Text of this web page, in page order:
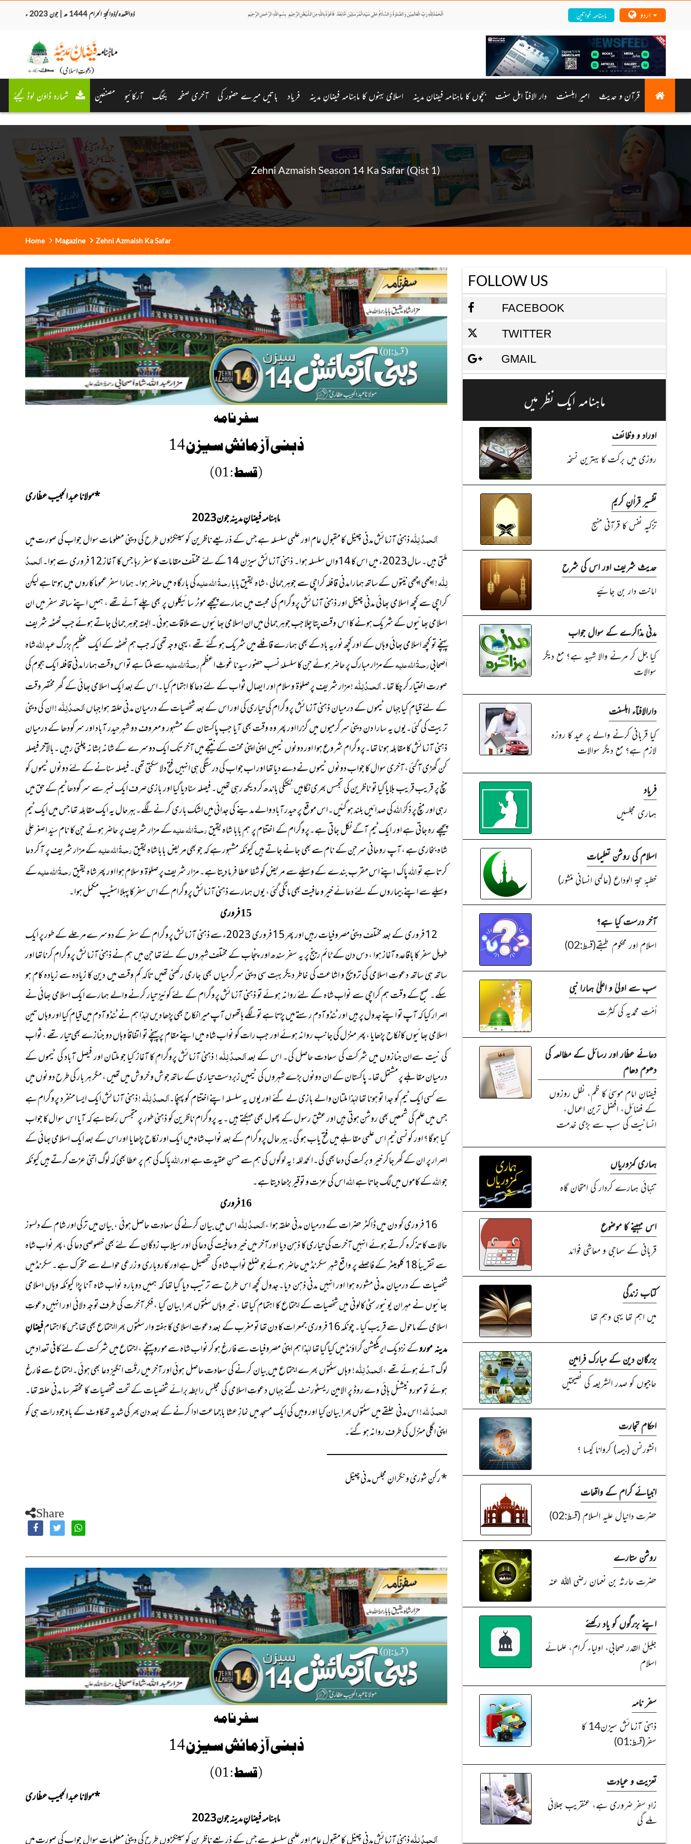
ذوالقعدہ/ذوالحجۃ الحرام 1444 ھ | جون 2023 ء ماہنامہ خواتین
قرآن و حدیث امیرِ اہلسنت دار الافتا اہل سنت بچّوں کا ماہنامہ فیضان مدینہ اسلامی بہنوں کا ماہنامہ فیضانِ مدینہ فریاد باتیں میرے حضور کی آخری صفحہ بکنگ آرکائیو مصنفین شمارہ ڈاؤن لوڈ کیجئے
Zehni Azmaish Season 14 Ka Safar (Qist 1)
Home Magazine Zehni Azmaish Ka Safar
سفر نامہ
ذہنی آزمائش سیزن 14
( قسط : 01 )
*مولانا عبد الحبیب عطّاری
ماہنامہ فیضانِ مدینہ جون2023
اَلحمدُ لِلّٰہذہنی آزمائش مدنی چینل کا مقبولِ عام اور علمی سلسلہ ہے جس کے ذریعے ناظرین کو سینکڑوں طرح کی دینی معلومات سوال جواب کی صورت میں
ملتی ہیں۔ سال2023ء میں اس کا 14واں سلسلہ ہوا۔ ذہنی آزمائش سیزن 14 کے لئے مختلف مقامات کا سفر رہا جس کا آغاز 12 فروری سے ہوا۔
اَلحمدُ
لِلّٰہ! اچھی اچھی نیّتوں کے ساتھ ہمارا مدنی قافلہ کراچی سے جوہر جمالی ، شاہ یقیق بابارحمۃُ اللہ علیہکی بارگاہ میں حاضر ہوا۔ ہمارا سفر عموماً کاروں میں ہوتا ہے لیکن
کراچی سے کچھ اسلامی بھائی مدنی چینل اور ذہنی آزمائش پروگرام کی محبت میں ہمارے پیچھے موٹر سائیکلوں پر بھی چلے آئےتھے ، ہمیں اپنے ساتھ سفر میں ان
اسلامی بھائیوں کے شریک ہونے کا اس وقت پتا چلا جب جوہر جمالی میں ان اسلامی بھائیوں سے ملاقات ہوئی۔ البتہ جوہر جمالی جاتے ہوئے جب ٹھٹھہ شریف
پہنچے تو کچھ اسلامی بھائی وہاں کے اور کچھ نوریہ باد کے بھی ہمارے قافلے میں شریک ہوگئے تھے ، یہی وجہ تھی کہ جب ہم ٹھٹھہ کے ایک عظیم بزرگ عبداللہشاہ
اَصحابیرحمۃُ اللہ علیہکے مزار مبارک پر حاضر ہوئے جن کا سلسلۂ نسب حضور سیدنا غوثِ اعظمرحمۃُ اللہ علیہسے ملتا ہے تو اس وقت ہمارا مدنی قافلہ ایک ہجوم کی
صورت اختیار کر چکا تھا۔اَلحمدُ لِلّٰہ! مزار شریف پر صلوٰۃ و سلام اور ایصالِ ثواب کے لئے دعا کا اہتمام کیا۔اس کے بعد ایک اسلامی بھائی کے گھر مختصر وقت
کے لئے قیام کیا جہاں ٹیموں کے درمیان ذہنی آزمائش پروگرام کی تیاری کی اور اس کے بعد شخصیات کے درمیان مدنی حلقہ ہوا جہاںاَلحمدُ لِلّٰہ! ان کی دینی
تربیت کی گئی۔یوں یہ سارا دن دینی سرگرمیوں میں گزرا اور پھر وہ وقت بھی آیا جب پاکستان کے مشہور و معروف دو شہرحیدر آباد اور سرگودھا کے درمیان
ذہنی آزمائش کا مقابلہ ہونا تھا۔پروگرام شروع ہوا اور دونوں ٹیمیں اپنی اپنی محنت کے نتیجے میں آخر تک ایک دوسرے کے شانہ بشانہ چلتی رہیں ۔بالآخر فیصلہ
کن گھڑی آ گئی ، آخری سوال کا جواب دونوں ٹیموں نے دے دیا تھا اور اب جواب کی درستگی ہی انہیں فتح دلا سکتی تھی۔ فیصلہ سنانے کے لئے دونوں ٹیموں کو
منچ پر قریب قریب بلایا گیا تو ناظرین کی تجسس بھری نگاہیں ٹِکٹکی باندھ کر دیکھ رہی تھیں۔ فیصلہ سنادیا گیا اور بازی صرف ایک نمبر سے سرگودھا ٹیم کے حق میں
رہی اور منچ پر ذکرُاللہکی صدائیں بلند ہو گئیں۔اس موقع پر حیدر آباد والے مدینے کی جدائی میں اشک باری کرنے لگے۔بہرحال یہ ایک مقابلہ تھا جس میں ایک ٹیم
پیچھے رہ جاتی ہے اور ایک ٹیم آگے نکل جاتی ہے۔پروگرام کے اختتام پر ہم بابا شاہ یقیقرحمۃُ اللہ علیہکے مزار شریف پر حاضر ہوئے جن کا نام سیّد اصغر علی
شاہ بخاری ہے ، آپ روحانی سرجن کے نام سے بھی جانے جاتے ہیں کیونکہ مشہور ہے کہ جو بھی مریض بابا شاہ یقیقرحمۃُ اللہ علیہکے مزار شریف پر آ کر دعا
کرتا ہے تواللہپاک اپنے اس مقرب بندے کے وسیلے سے مریض کو شفا عطا فرما دیتا ہے۔ مزار شریف پر صلوٰۃ و سلام ہوا اور پھر شاہ یقیقرحمۃُ اللہ علیہکے
وسیلے سے اپنے بیماروں کے لئے دعائے خیر و عافیت بھی مانگی گئی ، یوں ہمارے ذہنی آزمائش پروگرام کے اس سفر کا پہلا اسٹیپ مکمل ہوا۔
15فروری
12 فروری کے بعد مختلف دینی مصروفیات رہیں اور پھر 15 فروری 2023ء سے ذہنی آزمائش پروگرام کے سفر کے دوسرے مرحلے کے طور پر ایک
طویل سفر کا باقاعدہ آغاز ہوا ، دس دن کے ٹائم رینج پر یہ سفر سندھ اور پنجاب کے مختلف شہروں کے لئے تھا جن میں ہم نے ذہنی آزمائش پروگرام کرنا تھا اور
ساتھ ہی ساتھ دعوتِ اسلامی کی ترویج و اشاعت کی خاطر دیگر بہت سی دینی سرگرمیاں بھی جاری رکھنی تھیں تاکہ کم وقت میں دین کا زیادہ سے زیادہ کام ہو
سکے۔ صبح کے وقت ہم کراچی سے نواب شاہ کے لئے روانہ ہوئے تو ذہنی آزمائش پروگرام کے لئے کوئیز تیار کرنے والے ہمارے ایک اسلامی بھائی نے
اصرار کیا کہ آپ تو اپنے جدول پر ہیں اور ٹنڈو آدم رستے میں پڑتا ہے تو لگے ہاتھوں آپ میرا نکاح بھی پڑھا دیں لہٰذا ہم نے ٹنڈو آدم میں قیام کیا اور وہاں تین
اسلامی بھائیوں کا نکاح پڑھایا ، پھر منزل کی جانب روانہ ہوئے اور جب رات کو نواب شاہ میں اپنے مقام پر پہنچے تو اتفاقاً وہاں دو جنازے بھی تیار تھے ، ثواب
کی نیت سےان جنازوں میں شرکت کی سعادت حاصل کی۔ اس کے بعداَلحمدُ لِلّٰہ! ذہنی آزمائش پروگرام کا آغاز کیا جو ملتان اور فیصل آباد کی ٹیموں کے
درمیان مقابلے پر مشتمل تھا۔ پاکستان کے ان دونوں بڑے شہروں کی ٹیمیں زبردست تیاری کے ساتھ جو ش و خروش میں تھیں ، مگر ہر بار کی طرح دو نوں میں
سے کسی ایک ٹیم کو جدا تو ہونا تھا لہٰذا ملتان والے بازی لے گئے اور یوں یہ سلسلہ اپنے اختتام کو پہنچا۔اَلحمدُ لِلّٰہ! ذہنی آزمائش ایک ایسا منفرد پروگرام ہے
جس میں علم کی شمعیں بھی روشن ہوتی ہیں اور عشقِ رسول کے پھول بھی مہکتے ہیں ۔یہ پروگرام ناظرین کو ذہنی طور پر متجسس رکھتا ہے کہ آیا اس سوال کا جواب
کیا ہوگا ؟ اور کونسی ٹیم اس علمی مقابلے میں فتح یاب ہو گی۔بہر حال پروگرام کے بعد نواب شاہ میں ایک اور نکاح پڑھایا اور اس کے بعد ایک اسلامی بھائی کے
اصرار پر ان کے گھر جاکر خیر و برکت کی دعا بھی کی۔الحمد للہ ! یہ لوگوں کی ہم سے حسنِ عقیدت ہے اوراللہپاک کی ہم پر عطا بھی کہ لوگ اتنی عزت کرتے ہیں کیونکہ
جواللہکے کاموں میں لگ جاتا ہےاللہاس کی عزت و توقیر بڑھا دیتا ہے۔
16فروری
16 فروری کو دن میں ڈاکٹر حضرات کے درمیان مدنی حلقہ ہوا ،
اَلحمدُ لِلّٰہاس میں بیان کرنے کی سعادت حاصل ہوئی ، بیان میں ترکی اور شام کے دلسوز
حالات کا تذکرہ کرتے ہوئے انہیں آخرت کی تیاری کا ذہن دیا اور آخر میں خیر و عافیت کی دعا کی اور سیلاب زدگان کے لئے بھی خصوصی دعا کی ، پھر نواب شاہ
سے تقریباً 18 کلومیٹر کے فاصلے پر واقع شہر سکرنڈ میں حاضر ہوئے جو ضلع نواب شاہ کی تحصیل ہےاور کاروباری و زرعی حوالے سے متحرک ہے۔سکرنڈ میں
شخصیات کے درمیان مدنی مشورہ ہوا اور انہیں مدنی ذہن دیا۔جدول کچھ اس طرح سے ترتیب دیا گیا تھا کہ ہمیں دوبارہ نواب شاہ آنا پڑا کیونکہ وہاں اسلامی
بھائیوں نے مہران یونیورسٹی کالونی میں شخصیات کے اجتماع کا اہتمام کیا تھا ، خیر وہاں سنّتوں بھرا بیان کیا ، فکرِ آخرت کی طرف توجہ دلائی اور انہیں دعوتِ
اسلامی کے ماحول سے قریب کیا۔ چونکہ 16 فروری جمعرات کا دن تھا تو مغرب کے بعد دعوتِ اسلامی کا ہفتہ وار سنّتوں بھرااجتماع بھی تھا جس کا اہتمام
فیضانِ
مدینہ موروکے نزدیک ایریگیشن گراؤنڈ میں کیا گیا تھا لہٰذا ہم اپنی مصروفیات سے فارغ ہو کر نواب شاہ سے مورو پہنچے ، اجتماع میں شرکت کے لئے کافی تعداد میں
لوگ آئے ہوئےتھے ،اَلحمدُ لِلّٰہ! وہاں سنّتوں بھرے اجتماع میں بیان کرنے کی سعادت حاصل ہوئی اور آخر میں رقّت انگیز دعا بھی ہوئی۔اجتماع سے فارغ
ہوئے تو مورو نیشنل ہائی وے روڈ پر الامین ریسٹورنٹ گئے جہاں دعوتِ اسلامی کی مجلس رابطہ برائے شخصیات کے تحت شخصیات کا مختصر سا مدنی حلقہ تھا۔
الحمدُ للہ! اس مدنی حلقے میں سنّتوں بھرا بیان کیا اور وہیں کی ایک مسجد میں نمازِ عشا باجماعت ادا کرنے کے بعد دن بھر کی شدید تھکاوٹ کے باوجود رات ہی کو
اپنی اگلی منزل کی طرف روانہ ہو گئے۔
ــــــــــــــــــــــــــــــــــــــــــــــــــــــــــــــــــــــــــــــ
*رکنِ شوریٰ و نگرانِ مجلس مدنی چینل
Share
سفر نامہ
ذہنی آزمائش سیزن 14
( قسط : 01 )
*مولانا عبد الحبیب عطّاری
ماہنامہ فیضانِ مدینہ جون2023
اَلحمدُ لِلّٰہ
FOLLOW US
FACEBOOK
TWITTER
GMAIL
ماہنامہ ایک نظر میں
اوراد و وظائف
روزی میں برکت کا بہترین نسخہ
تفسیر قراٰنِ کریم
تزکیہ نفس کا قرآنی منہج
حدیث شریف اور اس کی شرح
امانت دار بن جائیے
مدنی مذاکرے کے سوال جواب
کیا جل کر مرنے والا شہید ہے؟ مع دیگر
سوالات
دارالافتاء اہلسنت
کیا قربانی کرنے والے پر عید کا روزہ
لازم ہے؟ مع دیگر سوالات
فریاد
ہماری مجلسیں
اسلام کی روشن تعلیمات
خطبۂ حجۃ الوداع (عالمی انسانی منشور)
آخر درست کیا ہے؟
اسلام اور محکوم طبقے(قسط:02)
سب سے اولیٰ و اعلیٰ ہمارا نبی
اُمّتِ محمدیہ کی کثرت
دعائے عطّار اور رسائل کے مطالعہ کی
دھوم دھام
فیضانِ امام موسیٰ کا ظم، نفل روزوں
کے فضائل، افضل ترین اعمال،
انسانیت کی سب سے بڑی خدمت
ہماری کمزوریاں
تنہائی ہمارے کردار کی امتحان گاہ
اس مہینے کا موضوع
قربانی کے سماجی و معاشی فوائد
کتاب زندگی
میں اہم تھا یہی وہم تھا
بزرگان دین کے مبارک فرامین
حاجیوں کو صدر الشریعہ کی نصیحتیں
احکام تجارت
انشورنس (بیمہ) کروانا کیسا ؟
انبیائے کرام کے واقعات
حضرت دانیال علیہ السلام (قسط:02)
روشن ستارے
حضرت حارثہ بن نعمان رضی اللہُ عنہ
اپنے بزرگوں کو یاد رکھئے
جلیلُ القدر صحابی، اولیاء کرام، علمائے
اسلام
سفر نامہ
ذہنی آزمائش سیزن14 کا
سفر(قسط:01)
تعزیت و عیادت
زادِ سفر ضروری ہے، عنقریب بھلائی
ملے گی